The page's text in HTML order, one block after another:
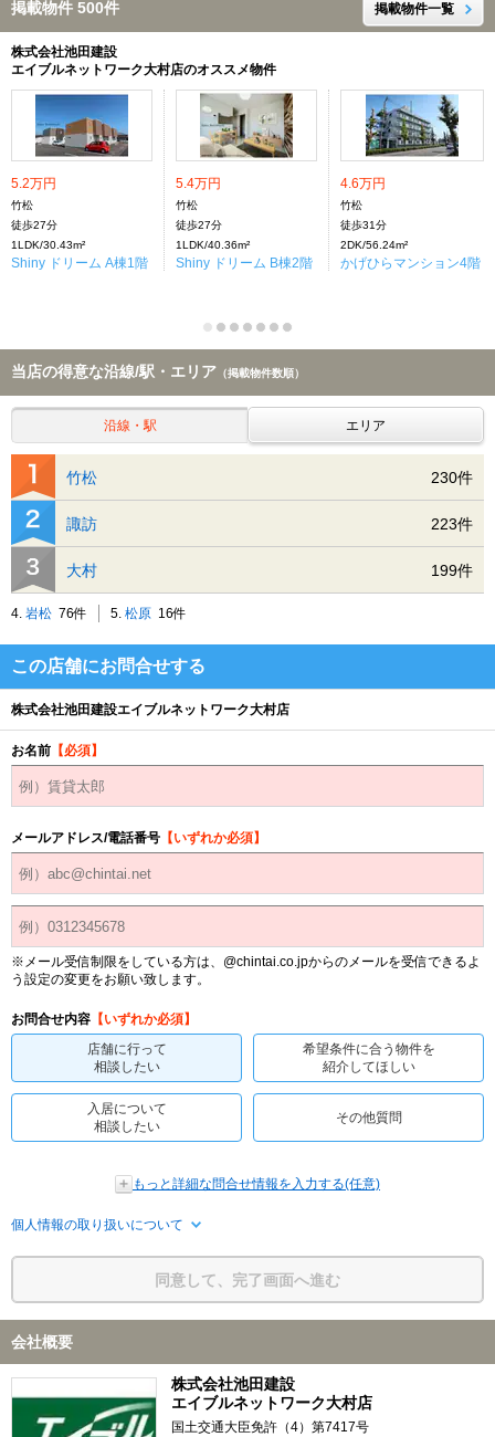
掲載物件 500件 掲載物件一覧
株式会社池田建設
エイブルネットワーク大村店のオススメ物件
5.2万円
竹松
徒歩27分
1LDK/30.43m²
Shiny ドリーム A棟1階
5.4万円
竹松
徒歩27分
1LDK/40.36m²
Shiny ドリーム B棟2階
4.6万円
竹松
徒歩31分
2DK/56.24m²
かげひらマンション4階
当店の得意な沿線/駅・エリア （掲載物件数順）
沿線・駅 エリア
竹松 230件
諏訪 223件
大村 199件
4. 岩松 76件 5. 松原 16件
この店舗にお問合せする
株式会社池田建設エイブルネットワーク大村店
お名前 【必須】
メールアドレス/電話番号 【いずれか必須】
※メール受信制限をしている方は、@chintai.co.jpからのメールを受信できるよ
う設定の変更をお願い致します。
お問合せ内容 【いずれか必須】
店舗に行って
相談したい
希望条件に合う物件を
紹介してほしい
入居について
相談したい
その他質問
もっと詳細な問合せ情報を入力する(任意)
個人情報の取り扱いについて
同意して、完了画面へ進む
会社概要
株式会社池田建設
エイブルネットワーク大村店
国土交通大臣免許（4）第7417号